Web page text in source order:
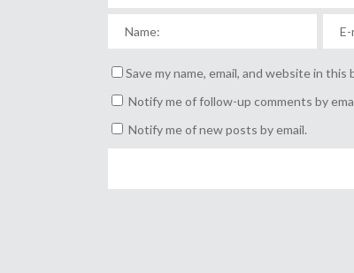
Save my name, email, and website in
Notify me of follow-up comments by
Notify me of new posts by email.